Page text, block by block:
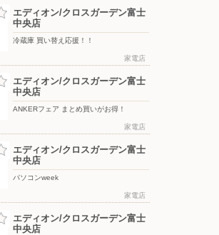
ウエルシア/富士岩淵店
〒421-3305 静岡県富士市岩淵777-2
東京靴流通センター/駿東店
〒411-0903 駿東郡清水町堂庭88-1
エディオン/クロスガーデン富士
中央店
冷蔵庫 買い替え応援！！
家電店
エディオン/クロスガーデン富士
中央店
ANKERフェア まとめ買いがお得！
家電店
エディオン/クロスガーデン富士
中央店
パソコンweek
家電店
エディオン/クロスガーデン富士
中央店